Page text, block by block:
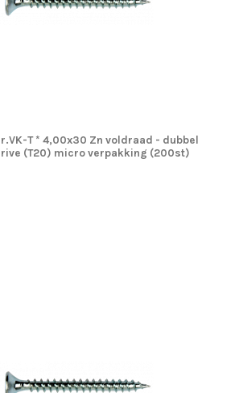
T * 4,00x30 Zn voldraad - dubbel
(T20) micro verpakking (200st)